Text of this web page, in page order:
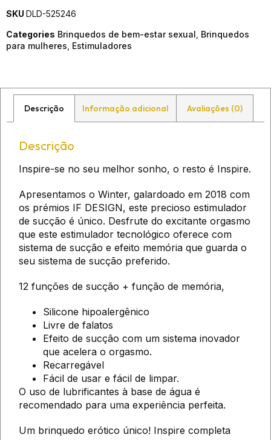
SKU DLD-525246
Categories Brinquedos de bem-estar sexual Brinquedos
para mulheres Estimuladores
Descrição Informação adicional Avaliações (0)
Descrição
Inspire-se no seu melhor sonho, o resto é Inspire.
Apresentamos o Winter, galardoado em 2018 com
os prémios IF DESIGN, este precioso estimulador
de sucção é único. Desfrute do excitante orgasmo
que este estimulador tecnológico oferece com
sistema de sucção e efeito memória que guarda o
seu sistema de sucção preferido.
12 funções de sucção + função de memória,
Silicone hipoalergênico
Livre de falatos
Efeito de sucção com um sistema inovador
que acelera o orgasmo.
Recarregável
Fácil de usar e fácil de limpar.
O uso de lubrificantes à base de água é
recomendado para uma experiência perfeita.
Um brinquedo erótico único! Inspire completa